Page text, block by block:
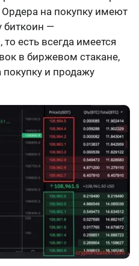
на покупку имеют
биткоин —
есть всегда имеется
в биржевом стакане,
покупку и продажу